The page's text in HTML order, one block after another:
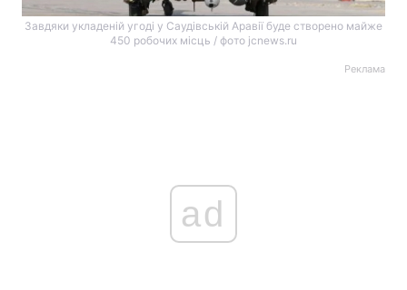
Завдяки укладеній угоді у Саудівській Аравії буде створено майже
450 робочих місць / фото jcnews.ru
Реклама
ad